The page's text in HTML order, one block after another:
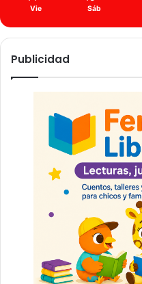
Vie Sáb
Publicidad